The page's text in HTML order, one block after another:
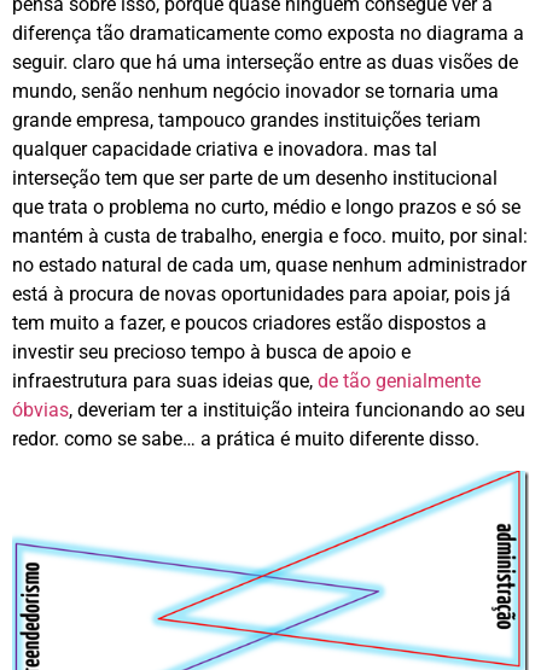
diferença tão dramaticamente como exposta no diagrama a
seguir. claro que há uma interseção entre as duas visões de
mundo, senão nenhum negócio inovador se tornaria uma
grande empresa, tampouco grandes instituições teriam
qualquer capacidade criativa e inovadora. mas tal
interseção tem que ser parte de um desenho institucional
que trata o problema no curto, médio e longo prazos e só se
mantém à custa de trabalho, energia e foco. muito, por sinal:
no estado natural de cada um, quase nenhum administrador
está à procura de novas oportunidades para apoiar, pois já
tem muito a fazer, e poucos criadores estão dispostos a
investir seu precioso tempo à busca de apoio e
infraestrutura para suas ideias que, de tão genialmente
óbvias, deveriam ter a instituição inteira funcionando ao seu
redor. como se sabe… a prática é muito diferente disso.